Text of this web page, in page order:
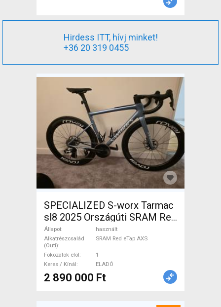
Hirdess ITT, hívj minket!
+36 20 319 0455
SPECIALIZED S-worx Tarmac
sl8 2025 Országúti SRAM Red
eTap AXS tárcsafék használt
ELADÓ
Állapot
használt
Alkatrészcsalád
(Outi)
SRAM Red eTap AXS
Fokozatok elöl
1
Keres / Kínál
ELADÓ
2 890 000 Ft